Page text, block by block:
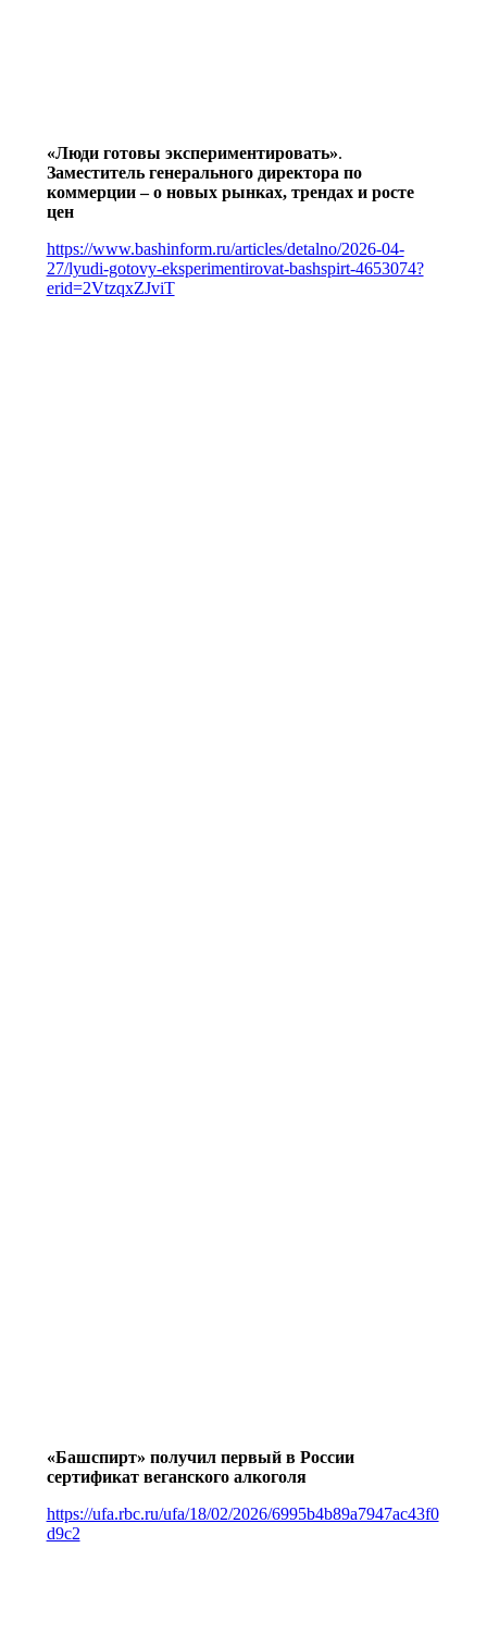
«Люди готовы экспериментировать».
Заместитель генерального директора по
коммерции – о новых рынках, трендах и росте
цен
https://www.bashinform.ru/articles/detalno/2026-04-
27/lyudi-gotovy-eksperimentirovat-bashspirt-4653074?
erid=2VtzqxZJviT
«Башспирт» получил первый в России
сертификат веганского алкоголя
https://ufa.rbc.ru/ufa/18/02/2026/6995b4b89a7947ac43f0
d9c2